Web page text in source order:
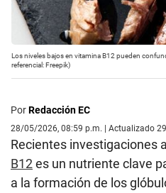
Los niveles bajos en vitamina B12 pueden
referencial: Freepik)
PorRedacción EC
28/05/2026, 08:59 p.m. | Actualizado
Recientes investigaciones
B12es un nutriente clave
a la formación de los